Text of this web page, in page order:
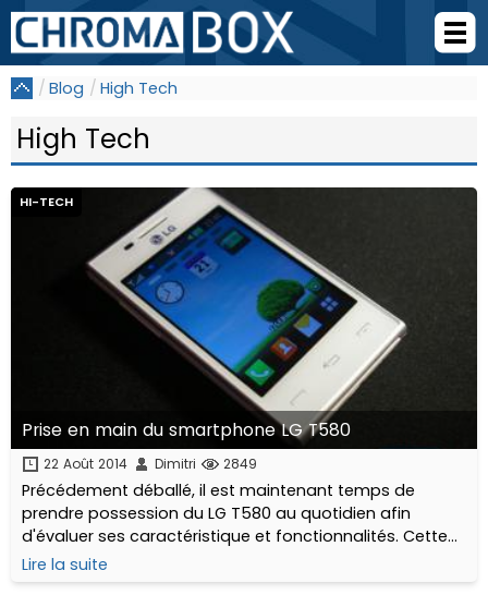
Blog High Tech
High Tech
HI-TECH
Prise en main du smartphone LG T580
22 Août 2014 Dimitri 2849
Précédement déballé, il est maintenant temps de
prendre possession du LG T580 au quotidien afin
d'évaluer ses caractéristique et fonctionnalités. Cette
fois-ci il s’agit de vous parler de son écran, de la qualité
de conversation, de réception, de son OS, du son, etc..
Lire la suite